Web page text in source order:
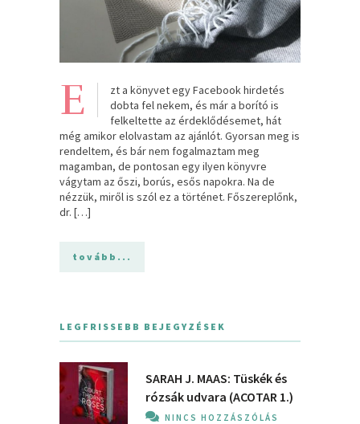
E
zt a könyvet egy Facebook hirdetés
dobta fel nekem, és már a borító is
felkeltette az érdeklődésemet, hát
még amikor elolvastam az ajánlót. Gyorsan meg is
rendeltem, és bár nem fogalmaztam meg
magamban, de pontosan egy ilyen könyvre
vágytam az őszi, borús, esős napokra. Na de
nézzük, miről is szól ez a történet. Főszereplőnk,
dr. […]
tovább...
LEGFRISSEBB BEJEGYZÉSEK
SARAH J. MAAS: Tüskék és
rózsák udvara (ACOTAR 1.)
NINCS HOZZÁSZÓLÁS